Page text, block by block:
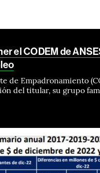
el CODEM de
de Empadronamiento
del titular, su grupo